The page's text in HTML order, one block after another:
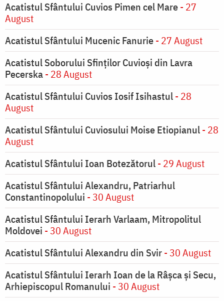
Acatistul Sfântului Cuvios Pimen cel Mare- 27
August
Acatistul Sfântului Mucenic Fanurie- 27 August
Acatistul Soborului Sfinților Cuvioși din Lavra
Pecerska- 28 August
Acatistul Sfântului Cuvios Iosif Isihastul- 28
August
Acatistul Sfântului Cuviosului Moise Etiopianul- 28
August
Acatistul Sfântului Ioan Botezătorul- 29 August
Acatistul Sfântului Alexandru, Patriarhul
Constantinopolului - 30 August
Acatistul Sfântului Ierarh Varlaam, Mitropolitul
Moldovei - 30 August
Acatistul Sfântului Alexandru din Svir- 30 August
Acatistul Sfântului Ierarh Ioan de la Râşca şi Secu,
Arhiepiscopul Romanului - 30 August